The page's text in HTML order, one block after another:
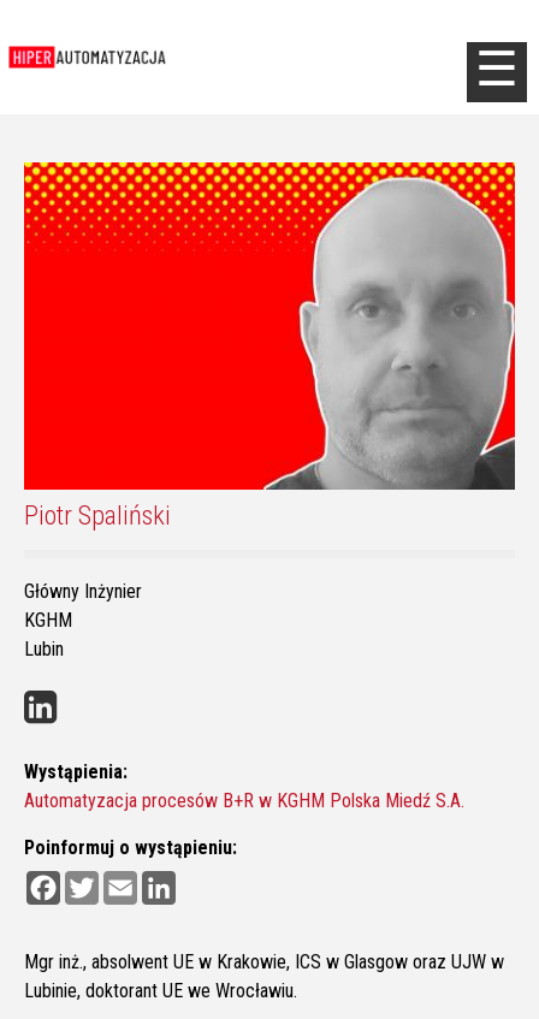
☰
Piotr Spaliński
Główny Inżynier
KGHM
Lubin
Wystąpienia:
Automatyzacja procesów B+R w KGHM Polska Miedź S.A.
Poinformuj o wystąpieniu:
F
a
b
o
o
T
w
t
e
r
E
m
l
e
d
I
Mgr inż., absolwent UE w Krakowie, ICS w Glasgow oraz UJW w
Lubinie, doktorant UE we Wrocławiu.